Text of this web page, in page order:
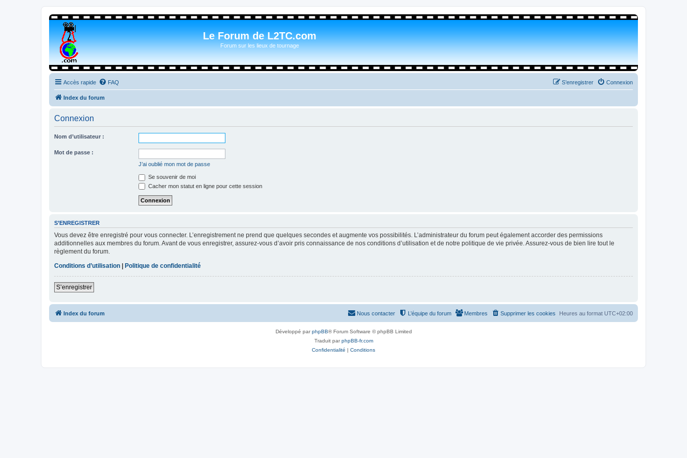
Le Forum de L2TC.com
Forum sur les lieux de tournage
Accès rapide FAQ Connexion
S’enregistrer
Index du forum
Connexion
Nom d’utilisateur :
Mot de passe :
J’ai oublié mon mot de passe
Se souvenir de moi
Cacher mon statut en ligne pour cette session
S’ENREGISTRER
Vous devez être enregistré pour vous connecter. L’enregistrement ne prend que quelques secondes et augmente vos possibilités. L’administrateur du forum peut également accorder des permissions
additionnelles aux membres du forum. Avant de vous enregistrer, assurez-vous d’avoir pris connaissance de nos conditions d’utilisation et de notre politique de vie privée. Assurez-vous de bien lire tout le
règlement du forum.
Conditions d’utilisation | Politique de confidentialité
S’enregistrer
Index du forum Heures au format UTC+02:00
Supprimer les cookies
Membres
L’équipe du forum
Nous contacter
Développé parphpBB® Forum Software © phpBB Limited
Traduit parphpBB-fr.com
Confidentialité | Conditions